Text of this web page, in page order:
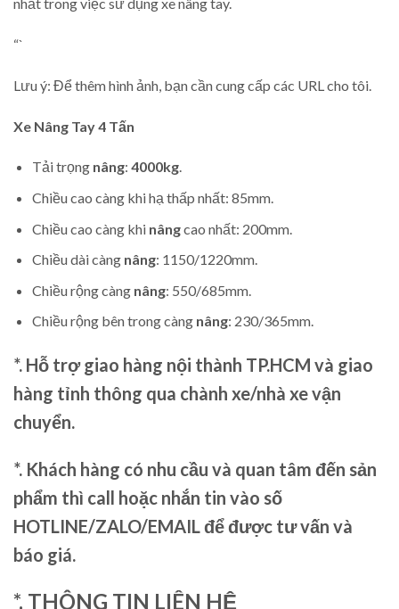
“`
Lưu ý: Để thêm hình ảnh, bạn cần cung cấp các URL cho tôi.
Xe Nâng Tay4 Tấn
Tải trọng nâng: 4000kg.
Chiều cao càng khi hạ thấp nhất: 85mm.
Chiều cao càng khi nângcao nhất: 200mm.
Chiều dài càng nâng: 1150/1220mm.
Chiều rộng càng nâng: 550/685mm.
Chiều rộng bên trong càng nâng: 230/365mm.
*. Hỗ trợ giao hàng nội thành TP.HCM và giao
hàng tỉnh thông qua chành xe/nhà xe vận
chuyển.
*. Khách hàng có nhu cầu và quan tâm đến sản
phẩm thì call hoặc nhắn tin vào số
HOTLINE/ZALO/EMAIL để được tư vấn và
báo giá.
*. THÔNG TIN LIÊN HỆ